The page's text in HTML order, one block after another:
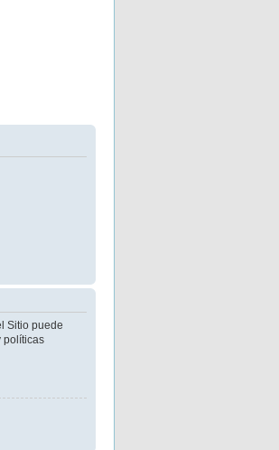
Sitio puede
políticas